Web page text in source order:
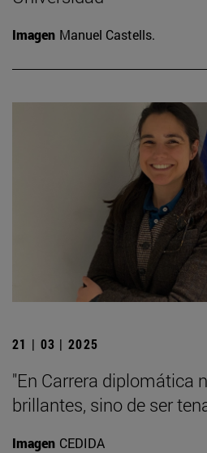
Imagen Manuel Castells.
21 | 03 | 2025
"En Carrera diplomática
brillantes, sino de ser
Imagen CEDIDA